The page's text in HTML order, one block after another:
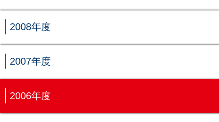
2008年度
2007年度
2006年度